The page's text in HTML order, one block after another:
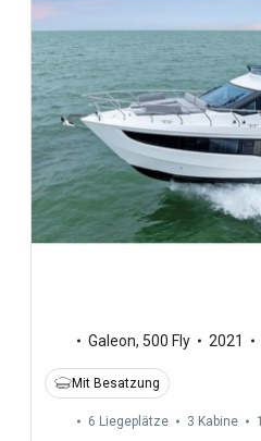
Galeon, 500 Fly 2021
Mit Besatzung
6 Liegeplätze 3 Kabine